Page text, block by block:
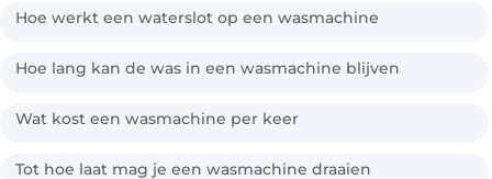
Hoe werkt een waterslot op een wasmachine
Hoe lang kan de was in een wasmachine blijven
Wat kost een wasmachine per keer
Tot hoe laat mag je een wasmachine draaien